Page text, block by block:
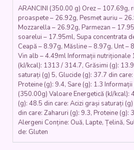
RUCOLA,
ROȘII
MĂSLINE
(orez
basmati,
supa
legume,
parmesan,
usturoi,
pesmet,
ARANCINI (350.00 g) Orez – 107.69g,
proaspete – 26.92g, Pesmet auriu –
Mozzarella – 26.92g, Parmezan –
soarelui – 17.95ml, Supa concentrata
Ceapă – 8.97g, Măsline – 8.97g, Unt –
Vin alb – 4.49ml Informații nutriționale
(kJ/kcal): 1313 / 314.7, Grăsimi (g):
saturați (g) 5, Glucide (g): 37.7 din
Proteine (g): 9.4, Sare (g): 1.3
(350.00g) Valoare Energetică (kJ/
(g): 48.5 din care: Acizi grași saturați
din care: Zaharuri (g): 9.3, Proteine (g):
Alergeni Conține: Ouă, Lapte, Țelină,
de: Gluten